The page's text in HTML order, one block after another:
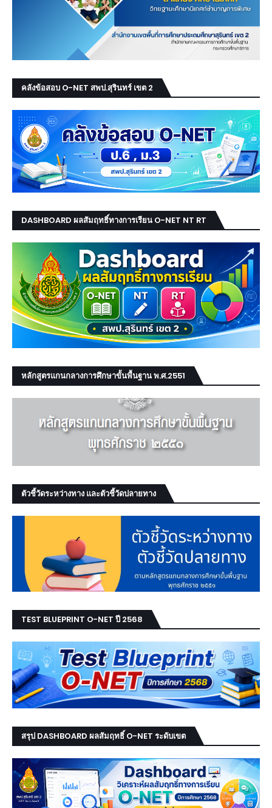
คลังข้อสอบ O-NET สพป.สุรินทร์ เขต 2
DASHBOARD ผลสัมฤทธิ์ทางการเรียน O-NET NT RT
หลักสูตรแกนกลางการศึกษาขั้นพื้นฐาน พ.ศ.2551
ตัวชี้วัดระหว่างทาง และตัวชี้วัดปลายทาง
TEST BLUEPRINT O-NET ปี 2568
สรุป DASHBOARD ผลสัมฤทธิ์ O-NET ระดับเขต